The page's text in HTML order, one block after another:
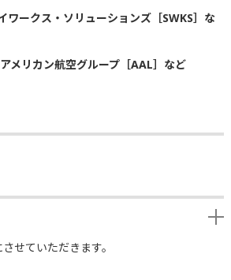
ワークス・ソリューションズ［SWKS］な
メリカン航空グループ［AAL］など
せていただきます。